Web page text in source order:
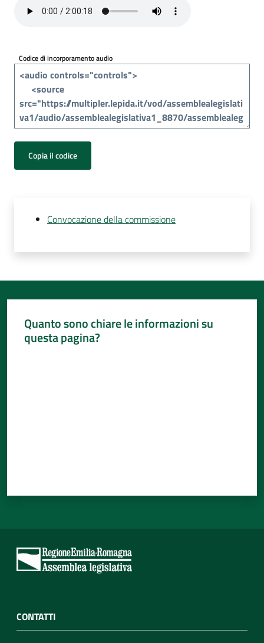
Per
cittadini
Codice di incorporamento audio
Copia il codice
Convocazione della commissione
Quanto sono chiare le informazioni su
questa pagina?
CONTATTI